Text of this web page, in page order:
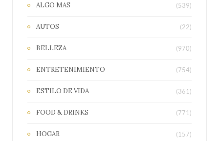
ALGO MAS (539)
AUTOS (22)
BELLEZA (970)
ENTRETENIMIENTO (754)
ESTILO DE VIDA (361)
FOOD & DRINKS (771)
HOGAR (157)